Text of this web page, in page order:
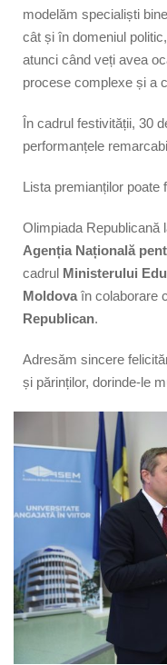
modelăm specialiști
cât și în domeniul
atunci când veți avea
procese complexe și a
În cadrul festivității, 30
performanțele
Lista premianților poate
Olimpiada Republicană
Agenția Națională
cadrul Ministerului
Moldova în colaborare
Republican.
Adresăm sincere
și părinților, dorinde-le